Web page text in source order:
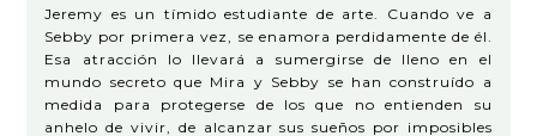
Jeremy es un tímido estudiante de arte. Cuando ve a
Sebby por primera vez, se enamora perdidamente de él.
Esa atracción lo llevará a sumergirse de lleno en el
mundo secreto que Mira y Sebby se han construído a
medida para protegerse de los que no entienden su
anhelo de vivir, de alcanzar sus sueños por imposibles